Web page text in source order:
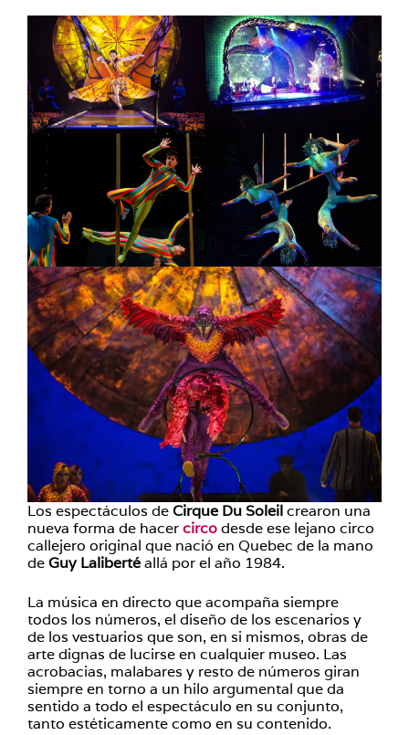
Los espectáculos de Cirque Du Soleilcrearon una
nueva forma de hacercircodesde ese lejano circo
callejero original que nació en Quebec de la mano
de Guy Lalibertéallá por el año 1984.
La música en directo que acompaña siempre
todos los números, el diseño de los escenarios y
de los vestuarios que son, en si mismos, obras de
arte dignas de lucirse en cualquier museo. Las
acrobacias, malabares y resto de números giran
siempre en torno a un hilo argumental que da
sentido a todo el espectáculo en su conjunto,
tanto estéticamente como en su contenido.